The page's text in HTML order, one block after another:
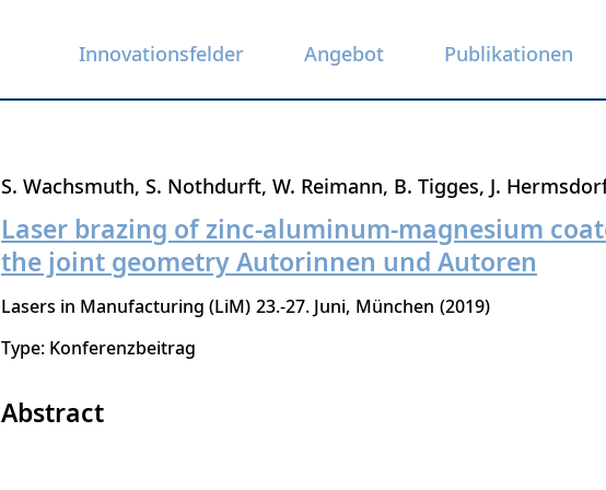
Innovationsfelder Angebot Publikationen
S. Wachsmuth S. Nothdurft W. Reimann B. Tigges J.
Laser brazing of zinc-aluminum-magnesium
the joint geometry Autorinnen und Autoren
Lasers in Manufacturing (LiM) 23.-27. Juni München 2019
Type: Konferenzbeitrag
Abstract